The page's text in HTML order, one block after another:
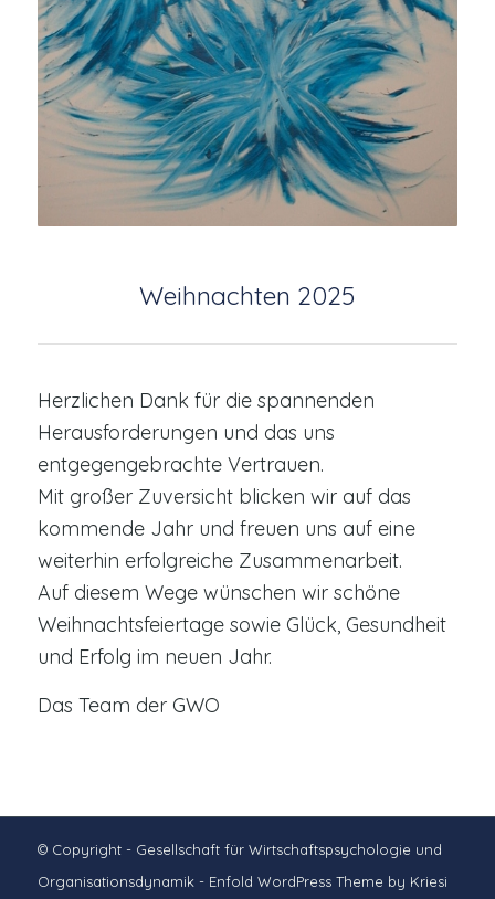
Weihnachten 2025
Herzlichen Dank für die spannenden
Herausforderungen und das uns
entgegengebrachte Vertrauen.
Mit großer Zuversicht blicken wir auf das
kommende Jahr und freuen uns auf eine
weiterhin erfolgreiche Zusammenarbeit.
Auf diesem Wege wünschen wir schöne
Weihnachtsfeiertage sowie Glück, Gesundheit
und Erfolg im neuen Jahr.
Das Team der GWO
© Copyright - Gesellschaft für Wirtschaftspsychologie und
Organisationsdynamik - Enfold WordPress Theme by Kriesi